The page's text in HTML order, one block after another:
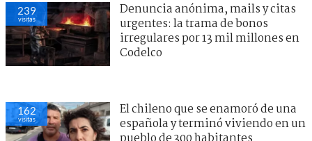
239
visitas
Denuncia anónima, mails y citas
urgentes: la trama de bonos
irregulares por 13 mil millones en
Codelco
162
visitas
El chileno que se enamoró de una
española y terminó viviendo en un